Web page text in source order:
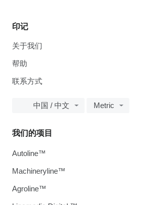
印记
关于我们
帮助
联系方式
中国 / 中文 Metric
我们的项目
Autoline™
Machineryline™
Agroline™